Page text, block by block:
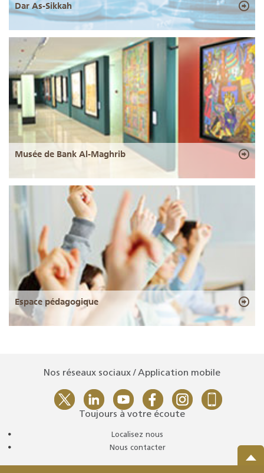
Dar As-Sikkah
Musée de Bank Al-Maghrib
Espace pédagogique
Nos réseaux sociaux / Application mobile
Toujours à votre écoute
Localisez nous
Nous contacter